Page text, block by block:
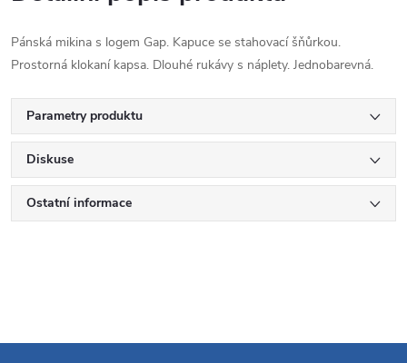
Pánská mikina s logem Gap. Kapuce se stahovací šňůrkou.
Prostorná klokaní kapsa. Dlouhé rukávy s náplety. Jednobarevná.
Parametry produktu
Diskuse
Ostatní informace